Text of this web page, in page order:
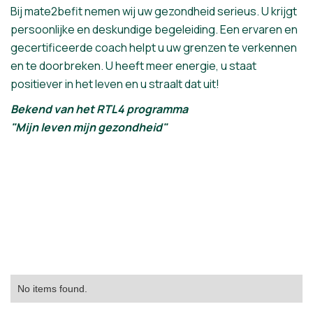
Bij mate2befit nemen wij uw gezondheid serieus. U krijgt
persoonlijke en deskundige begeleiding. Een ervaren en
gecertificeerde coach helpt u uw grenzen te verkennen
en te doorbreken. U heeft meer energie, u staat
positiever in het leven en u straalt dat uit!
Bekend van het RTL4 programma
"Mijn leven mijn gezondheid"
No items found.